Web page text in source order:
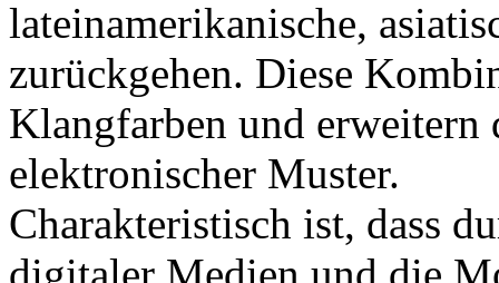
lateinamerikanische,
zurückgehen. Diese
Klangfarben und erweitern
elektronischer Muster.
Charakteristisch ist, dass